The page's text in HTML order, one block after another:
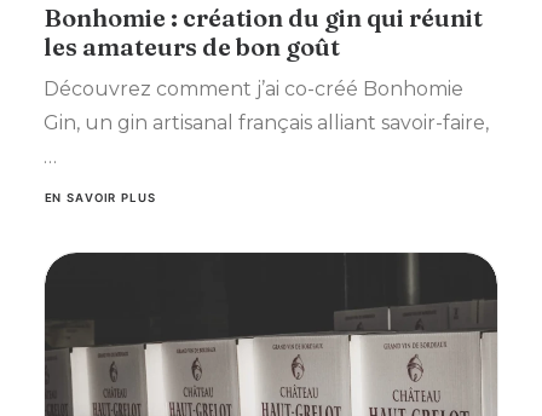
Bonhomie : création du gin qui réunit
les amateurs de bon goût
Découvrez comment j’ai co-créé Bonhomie
Gin, un gin artisanal français alliant savoir-faire,
…
EN SAVOIR PLUS